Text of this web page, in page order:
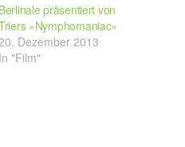
Berlinale präsentiert von
»Nymphomaniac«
Dezember 2013
In "Film"